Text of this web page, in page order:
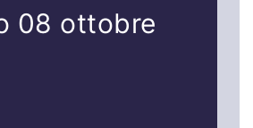
08 ottobre